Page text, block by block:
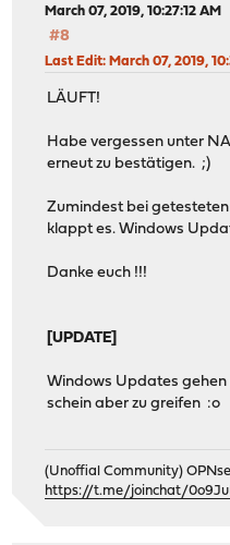
March 07, 2019, 10:27:12 AM
#8
Last Edit: March 07, 2019,
LÄUFT!
Habe vergessen unter
erneut zu bestätigen. ;)
Zumindest bei
klappt es. Windows
Danke euch !!!
[UPDATE]
Windows Updates gehen
schein aber zu greifen :o
(Unoffial Community)
https://t.me/joinchat/